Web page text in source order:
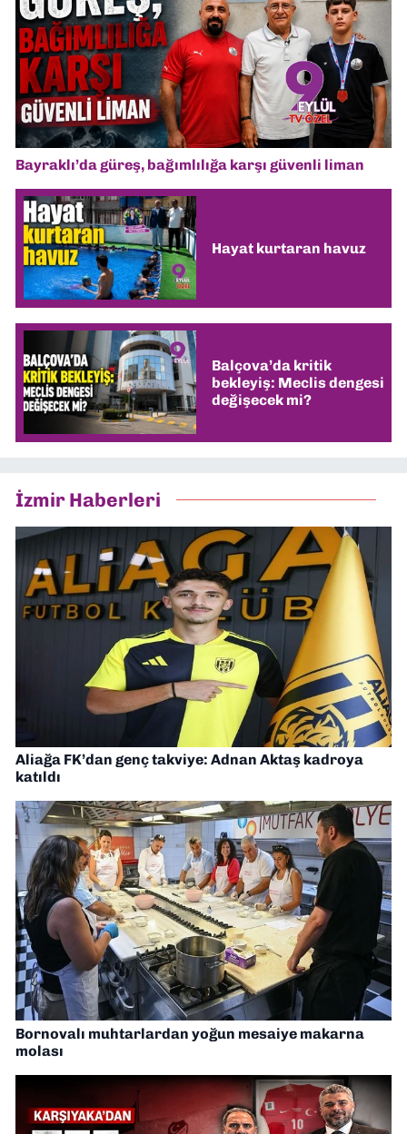
Bayraklı’da güreş, bağımlılığa karşı güvenli liman
Hayat kurtaran havuz
Balçova’da kritik
bekleyiş: Meclis dengesi
değişecek mi?
İzmir Haberleri
Aliağa FK’dan genç takviye: Adnan Aktaş kadroya
katıldı
Bornovalı muhtarlardan yoğun mesaiye makarna
molası